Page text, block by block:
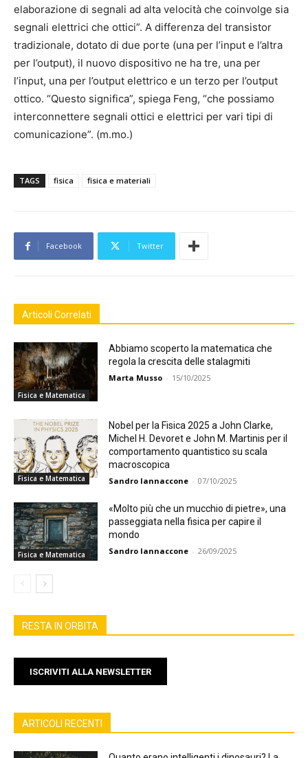
elaborazione di segnali ad alta velocità che coinvolge sia
segnali elettrici che ottici”. A differenza del transistor
tradizionale, dotato di due porte (una per l’input e l’altra
per l’output), il nuovo dispositivo ne ha tre, una per
l’input, una per l’output elettrico e un terzo per l’output
ottico. “Questo significa”, spiega Feng, “che possiamo
interconnettere segnali ottici e elettrici per vari tipi di
comunicazione”. (m.mo.)
TAGS fisica fisica e materiali
Facebook Twitter
Articoli Correlati
Fisica e Matematica
Abbiamo scoperto la matematica che
regola la crescita delle stalagmiti
Marta Musso - 15/10/2025
Fisica e Matematica
Nobel per la Fisica 2025 a John Clarke,
Michel H. Devoret e John M. Martinis per il
comportamento quantistico su scala
macroscopica
Sandro Iannaccone - 07/10/2025
Fisica e Matematica
«Molto più che un mucchio di pietre», una
passeggiata nella fisica per capire il
mondo
Sandro Iannaccone - 26/09/2025
RESTA IN ORBITA
ISCRIVITI ALLA NEWSLETTER
ARTICOLI RECENTI